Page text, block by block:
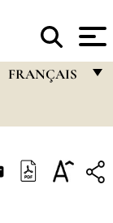
FRANÇAIS
ITALIANO